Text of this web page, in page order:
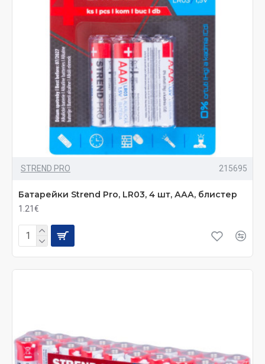
STREND PRO 215695
Батарейки Strend Pro, LR03, 4 шт, ААА, блистер
1.21€